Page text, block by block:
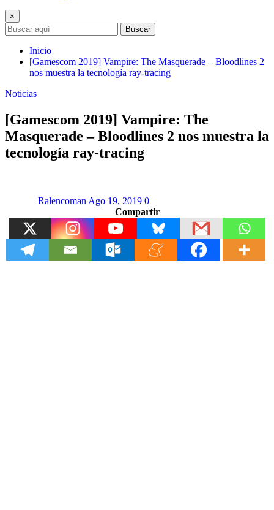
×
Buscar
Inicio
[Gamescom 2019] Vampire: The Masquerade – Bloodlines 2
nos muestra la tecnología ray-tracing
Noticias
[Gamescom 2019] Vampire: The
Masquerade – Bloodlines 2 nos muestra la
tecnología ray-tracing
Ralencoman Ago 19, 2019 0
Compartir